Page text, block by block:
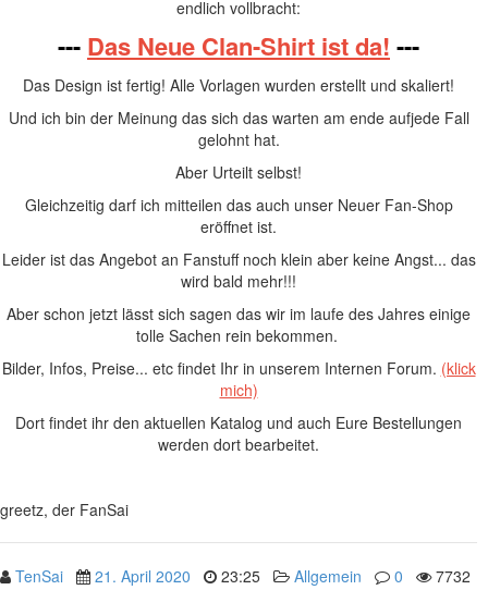
endlich vollbracht:
--- Das Neue Clan-Shirt ist da! ---
Das Design ist fertig! Alle Vorlagen wurden erstellt und skaliert!
Und ich bin der Meinung das sich das warten am ende aufjede Fall
gelohnt hat.
Aber Urteilt selbst!
Gleichzeitig darf ich mitteilen das auch unser Neuer Fan-Shop
eröffnet ist.
Leider ist das Angebot an Fanstuff noch klein aber keine Angst... das
wird bald mehr!!!
Aber schon jetzt lässt sich sagen das wir im laufe des Jahres einige
tolle Sachen rein bekommen.
Bilder, Infos, Preise... etc findet Ihr in unserem Internen Forum. (klick
mich)
Dort findet ihr den aktuellen Katalog und auch Eure Bestellungen
werden dort bearbeitet.
greetz, der FanSai
TenSai 21. April 2020 23:25 Allgemein 0 7732